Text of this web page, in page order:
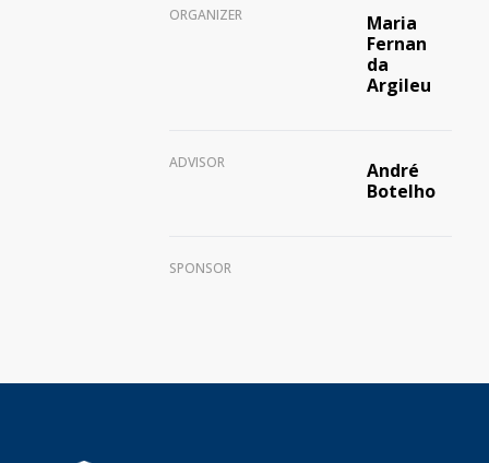
ORGANIZER
Maria
Fernan
da
Argileu
ADVISOR
André
Botelho
SPONSOR